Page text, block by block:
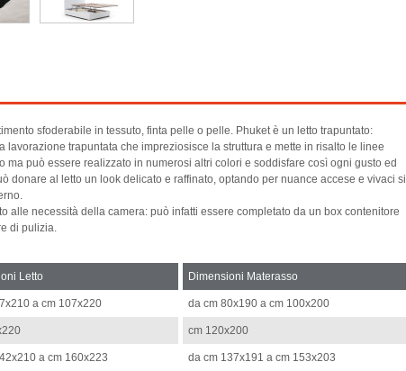
sfoderabile in tessuto, finta pelle o pelle. Phuket è un letto trapuntato:
lavorazione trapuntata che impreziosisce la struttura e mette in risalto le linee
può essere realizzato in numerosi altri colori e soddisfare così ogni gusto ed
donare al letto un look delicato e raffinato, optando per nuance accese e vivaci si
alle necessità della camera: può infatti essere completato da un box contenitore
di pulizia.
Letto Dimensioni Materasso
a cm 107x220 da cm 80x190 a cm 100x200
cm 120x200
a cm 160x223 da cm 137x191 a cm 153x203